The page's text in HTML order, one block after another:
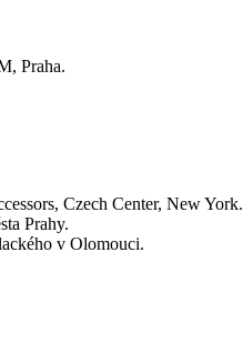
Praha.
Czech Center, New York.
Prahy.
v Olomouci.